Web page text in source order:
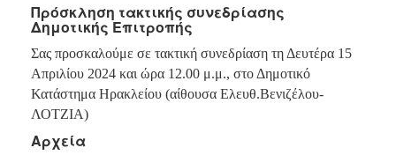
2022
2021
2020
2019
2018
2017
Πρόσκληση τακτικής συνεδρίασης
Δημοτικής Επιτροπής
Σας προσκαλούμε σε τακτική συνεδρίαση τη Δευτέρα 15
Απριλίου 2024 και ώρα 12.00 μ.μ., στο Δημοτικό
Κατάστημα Ηρακλείου (αίθουσα Ελευθ.Βενιζέλου-
ΛΟΤΖΙΑ)
Αρχεία